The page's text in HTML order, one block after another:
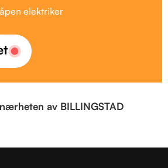
elektriker
av BILLINGSTAD